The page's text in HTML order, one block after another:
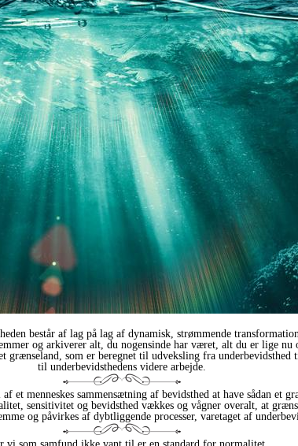
består af lag på lag af dynamisk, strømmende
og arkiverer alt, du nogensinde har været, alt du er lige
grænseland, som er beregnet til udveksling fra
til underbevidsthedens videre arbejde.
et menneskes sammensætning af bevidsthed at have sådan et
sensitivitet og bevidsthed vækkes og vågner overalt, at
og påvirkes af dybtliggende processer, varetaget af